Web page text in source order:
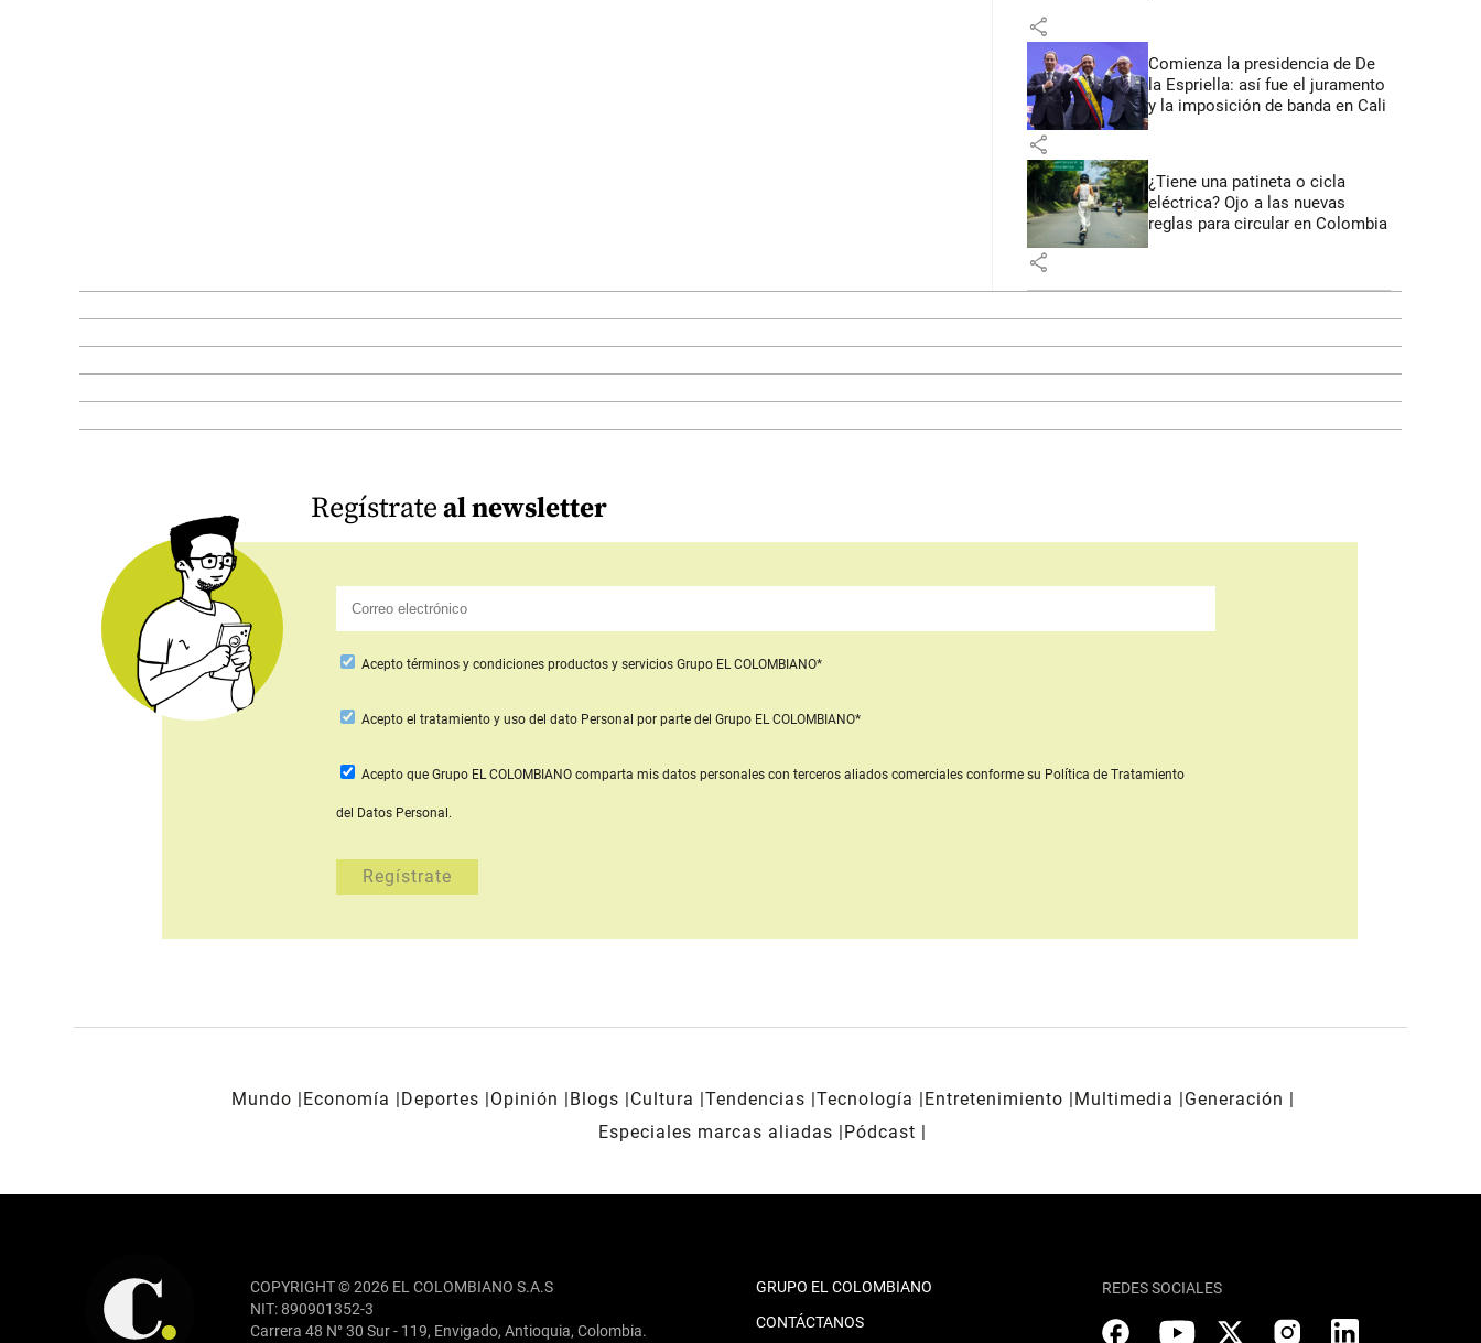
share
Comienza la presidencia de De
la Espriella: así fue el juramento
y la imposición de banda en Cali
share
¿Tiene una patineta o cicla
eléctrica? Ojo a las nuevas
reglas para circular en Colombia
share
Regístrateal newsletter
Acepto términos y condiciones productos y servicios Grupo EL COLOMBIANO*
Aceptoel tratamiento y uso del dato Personal por parte del Grupo EL COLOMBIANO*
Acepto que Grupo EL COLOMBIANO comparta mis datos personales con terceros aliados comercialesconforme su Política de Tratamiento
del Datos Personal.
Mundo Economía Deportes Opinión Blogs Cultura Tendencias Tecnología Entretenimiento Multimedia
Generación
Especiales marcas aliadas
Pódcast
COPYRIGHT © 2026 EL COLOMBIANO S.A.S
NIT: 890901352-3
Carrera 48 N° 30 Sur - 119, Envigado, Antioquia, Colombia.
GRUPO EL COLOMBIANO
CONTÁCTANOS
REDES SOCIALES